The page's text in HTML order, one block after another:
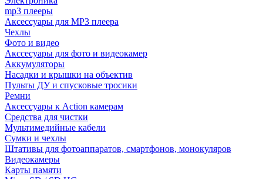
mp3 плееры
Аксессуары для MP3 плеера
Чехлы
Фото и видео
Акссесуары для фото и видеокамер
Аккумуляторы
Насадки и крышки на объектив
Пульты ДУ и спусковые тросики
Ремни
Аксессуары к Action камерам
Средства для чистки
Мультимедийные кабели
Сумки и чехлы
Штативы для фотоаппаратов, смартфонов, монокуляров
Видеокамеры
Карты памяти